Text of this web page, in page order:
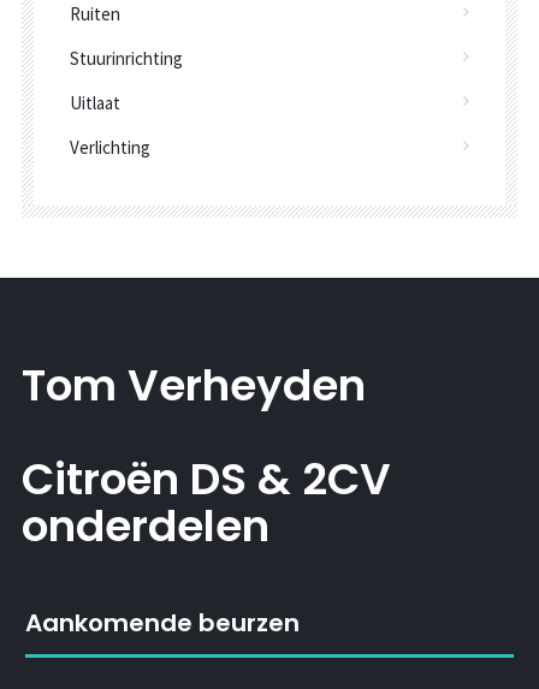
Ruiten
Stuurinrichting
Uitlaat
Verlichting
Tom Verheyden
Citroën DS & 2CV
onderdelen
Aankomende beurzen